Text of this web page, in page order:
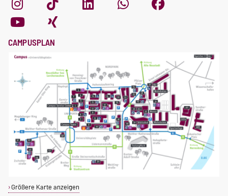
CAMPUSPLAN
Größere Karte anzeigen